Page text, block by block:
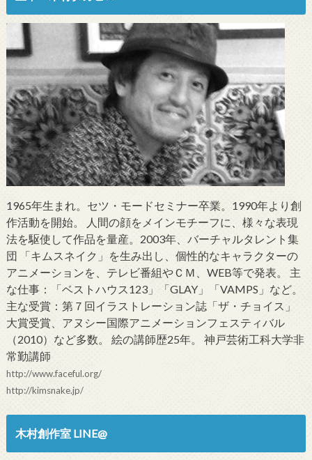
1965年生まれ。セツ・モードセミナー卒業。1990年より創
作活動を開始。 人間の顔をメインモチーフに、様々な表現
法を駆使して作品を量産。2003年、バーチャルタレント集
団 「キムスネイク」を生み出し、個性的なキャラクターの
アニメーションを、テレビ番組やＣＭ、WEB等で発表。 主
な仕事：「ベストハウス123」「GLAY」「VAMPS」など。
主な受賞：第７回イラストレーション誌「ザ・チョイス」
大賞受賞、アヌシー国際アニメーションフェスティバル
（2010）など多数。 絵の講師歴25年。 神戸芸術工科大学非
常勤講師
http://www.faceful.org/
http://kimsnake.jp/
木村創作室 LINE@